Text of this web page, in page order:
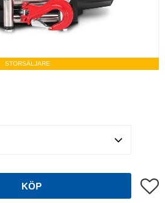
STORSÄLJARE
KÖP Lägg